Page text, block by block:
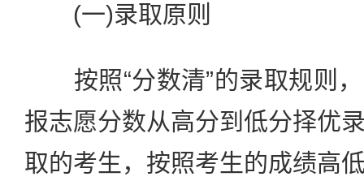
(一)录取原则
按照“分数清”的录取规则，
报志愿分数从高分到低分择优
取的考生，按照考生的成绩高